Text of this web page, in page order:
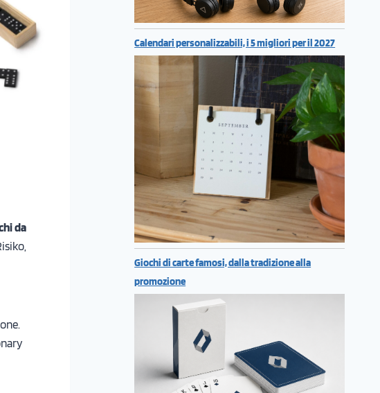
da
Calendari personalizzabili, i 5 migliori per il 2027
Giochi di carte famosi, dalla tradizione alla
promozione